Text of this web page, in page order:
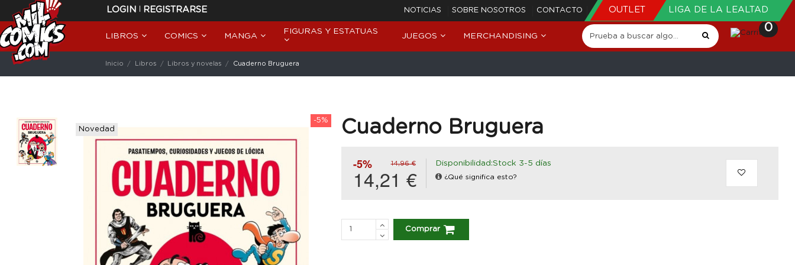
LOGIN | REGISTRARSE NOTICIAS SOBRE NOSOTROS CONTACTO OUTLET LIGA DE LA LEALTAD
LIBROS COMICS MANGA
FIGURAS Y ESTATUAS
JUEGOS MERCHANDISING
0
Inicio Libros Libros y novelas Cuaderno Bruguera
-5%
Novedad
Cuaderno Bruguera
-5% 14,96 €
14,21 €
Disponibilidad:Stock 3-5 días
¿Qué significa esto?
Comprar